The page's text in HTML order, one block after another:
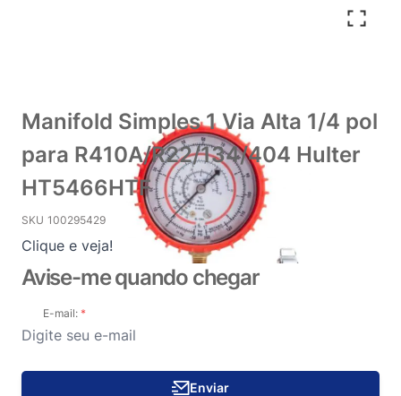
Manifold Simples 1 Via Alta 1/4 pol
para R410A/R22/134/404 Hulter
HT5466HTF
SKU 100295429
Clique e veja!
Avise-me quando chegar
E-mail:
Enviar